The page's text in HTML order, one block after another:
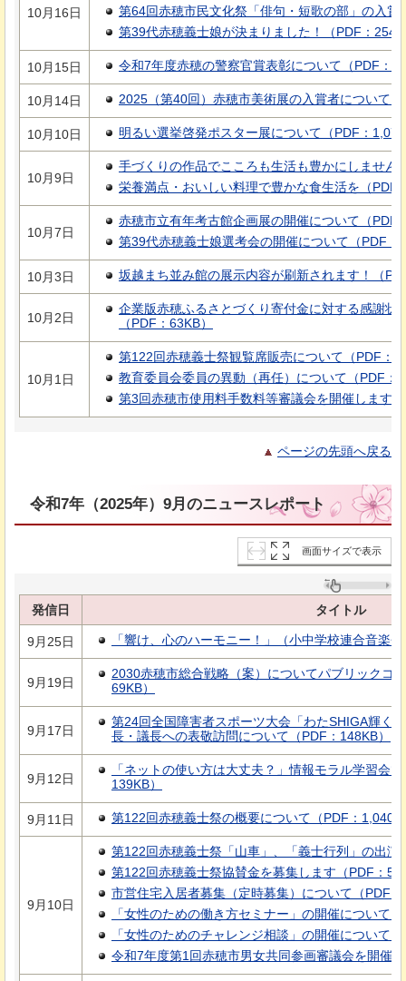
10月16日 第64回赤穂市民文化祭「俳句・短歌の部」の入賞
第39代赤穂義士娘が決まりました！（PDF：
10月15日 令和7年度赤穂の警察官賞表彰について（PDF：
10月14日 2025（第40回）赤穂市美術展の入賞者について
10月10日 明るい選挙啓発ポスター展について（PDF：
10月9日
手づくりの作品でこころも生活も豊かにしません
栄養満点・おいしい料理で豊かな食生活を（PDF
10月7日
赤穂市立有年考古館企画展の開催について（PDF
第39代赤穂義士娘選考会の開催について（PDF：
10月3日 坂越まち並み館の展示内容が刷新されます！（
10月2日
企業版赤穂ふるさとづくり寄付金に対する感謝状
（PDF：63KB）
10月1日
第122回赤穂義士祭観覧席販売について（PDF：
教育委員会委員の異動（再任）について（PDF：
第3回赤穂市使用料手数料等審議会を開催します
ページの先頭へ戻る
令和7年（2025年）9月のニュースレポート
画面サイズで表示
発信日 タイトル
9月25日 「響け、心のハーモニー！」（小中学校連合音楽
9月19日
2030赤穂市総合戦略（案）についてパブリックコ
69KB）
9月17日
第24回全国障害者スポーツ大会「わたSHIGA輝く
長・議長への表敬訪問について（PDF：148KB）
9月12日
「ネットの使い方は大丈夫？」情報モラル学習会
139KB）
9月11日 第122回赤穂義士祭の概要について（PDF：
9月10日
第122回赤穂義士祭「山車」、「義士行列」の出演
第122回赤穂義士祭協賛金を募集します（PDF：
市営住宅入居者募集（定時募集）について（PDF
「女性のための働き方セミナー」の開催について
「女性のためのチャレンジ相談」の開催について
令和7年度第1回赤穂市男女共同参画審議会を開催